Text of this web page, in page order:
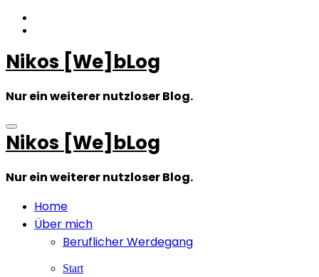
Zum
Inhalt
Nikos [We]bLog
Nur ein weiterer nutzloser Blog.
Nikos [We]bLog
Nur ein weiterer nutzloser Blog.
Home
Über mich
Beruflicher Werdegang
Start